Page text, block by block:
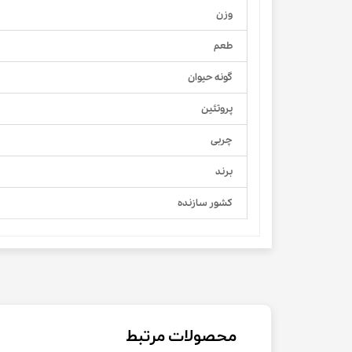
وزن
طعم
گونه حیوان
پروتئین
چربی
برند
کشور سازنده
محصولات مرتبط